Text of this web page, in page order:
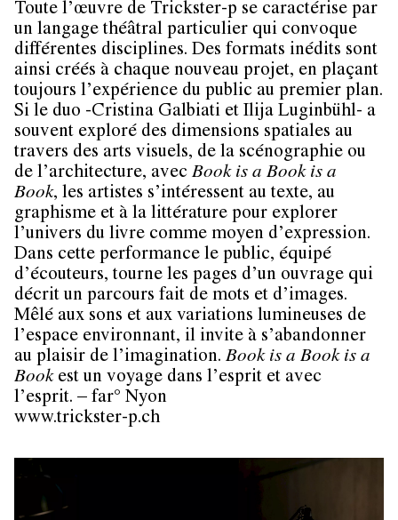
Toute l’œuvre de Trickster-p se caractérise par
un langage théâtral particulier qui convoque
différentes disciplines. Des formats inédits sont
ainsi créés à chaque nouveau projet, en plaçant
toujours l’expérience du public au premier plan.
Si le duo -Cristina Galbiati et Ilija Luginbühl- a
souvent exploré des dimensions spatiales au
travers des arts visuels, de la scénographie ou
de l’architecture, avec Book is a Book is a
Book, les artistes s’intéressent au texte, au
graphisme et à la littérature pour explorer
l’univers du livre comme moyen d’expression.
Dans cette performance le public, équipé
d’écouteurs, tourne les pages d’un ouvrage qui
décrit un parcours fait de mots et d’images.
Mêlé aux sons et aux variations lumineuses de
l’espace environnant, il invite à s’abandonner
au plaisir de l’imagination. Book is a Book is a
Bookest un voyage dans l’esprit et avec
l’esprit. – far° Nyon
www.trickster-p.ch